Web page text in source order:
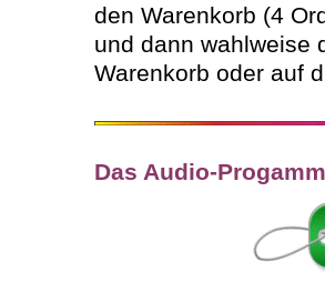
den Warenkorb (4
und dann wahlweise
Warenkorb oder auf
Das Audio-